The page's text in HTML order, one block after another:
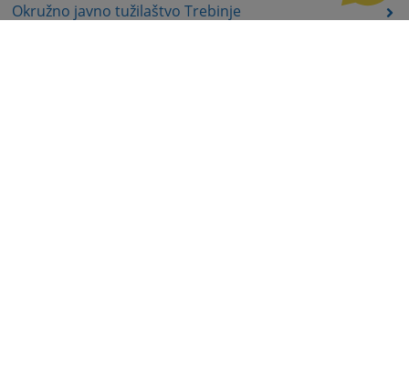
Okružno javno tužilaštvo Trebinje